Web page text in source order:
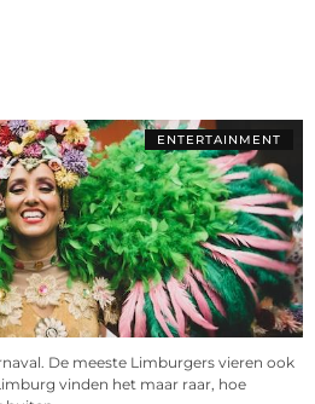
ENTERTAINMENT
De meeste Limburgers vieren ook
vinden het maar raar, hoe